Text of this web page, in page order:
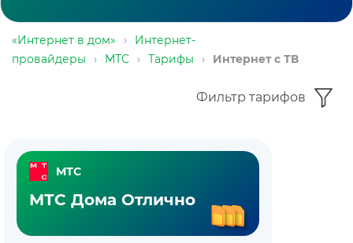
«Интернет в дом» ›
Интернет-
провайдеры
› МТС › Тарифы › Интернет с ТВ
Фильтр тарифов
Тарифы
интернетом
МТС
МТС Дома Отлично